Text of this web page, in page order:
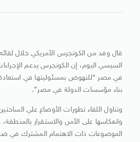
قال وفد من الكونجرس الأمريكي خلال لقائه
السيسي اليوم، إن الكونجرس يدعم
في مصر “للنهوض بمسئوليتها في استعادة
بناء مؤسسات الدولة في مصر”.
وتناول اللقاء تطورات الأوضاع علي
وانعكاسها على الأمن والاستقرار
الموضوعات ذات الاهتمام المشترك في